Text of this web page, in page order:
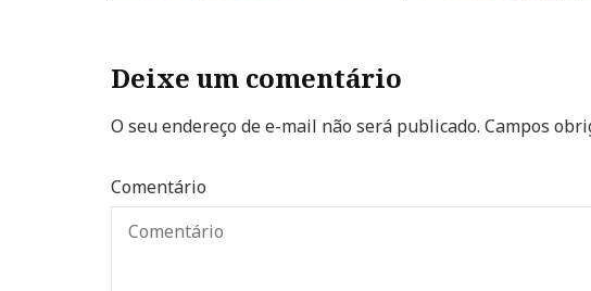
Deixe um comentário
O seu endereço de e-mail não será publicado. Campos
Comentário